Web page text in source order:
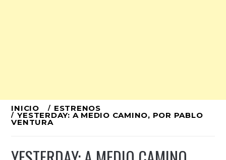
Ir
al
INICIO ESTRENOS
YESTERDAY: A MEDIO CAMINO, POR PABLO
VENTURA